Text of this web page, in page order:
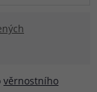
věrnostního